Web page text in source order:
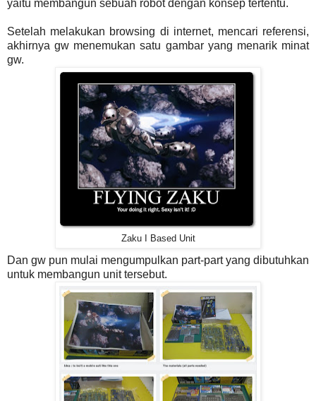
yaitu membangun sebuah robot dengan konsep tertentu.
Setelah melakukan browsing di internet, mencari referensi,
akhirnya gw menemukan satu gambar yang menarik minat
gw.
Zaku I Based Unit
Dan gw pun mulai mengumpulkan part-part yang dibutuhkan
untuk membangun unit tersebut.